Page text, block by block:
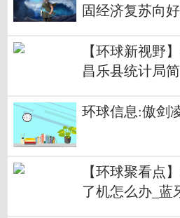
固经济复苏向
【环球新视野
昌乐县统计局
环球信息:傲剑
【环球聚看点
了机怎么办_蓝